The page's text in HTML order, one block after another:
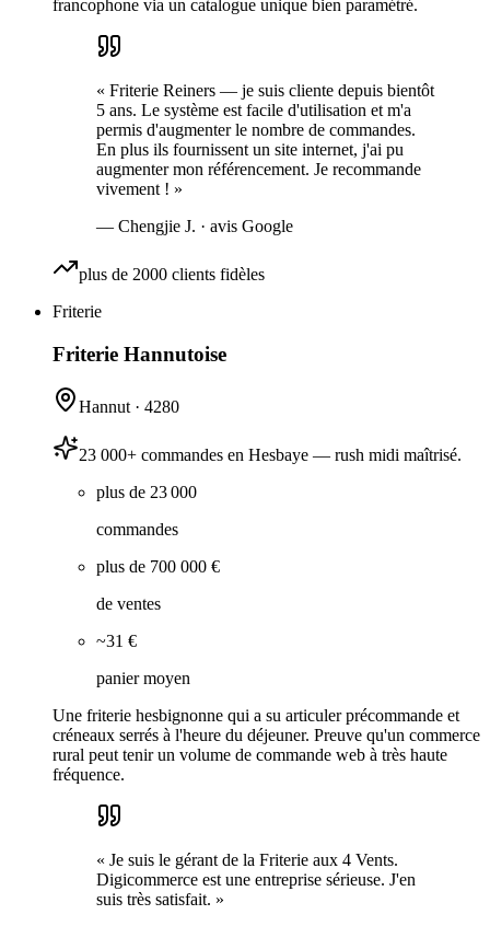
francophone via un catalogue unique bien paramétré.
« Friterie Reiners — je suis cliente depuis bientôt
5 ans. Le système est facile d'utilisation et m'a
permis d'augmenter le nombre de commandes.
En plus ils fournissent un site internet, j'ai pu
augmenter mon référencement. Je recommande
vivement ! »
— Chengjie J. · avis Google
plus de 2000 clients fidèles
Friterie
Friterie Hannutoise
Hannut · 4280
23 000+ commandes en Hesbaye — rush midi maîtrisé.
plus de 23 000
commandes
plus de 700 000 €
de ventes
~31 €
panier moyen
Une friterie hesbignonne qui a su articuler précommande et
créneaux serrés à l'heure du déjeuner. Preuve qu'un commerce
rural peut tenir un volume de commande web à très haute
fréquence.
« Je suis le gérant de la Friterie aux 4 Vents.
Digicommerce est une entreprise sérieuse. J'en
suis très satisfait. »